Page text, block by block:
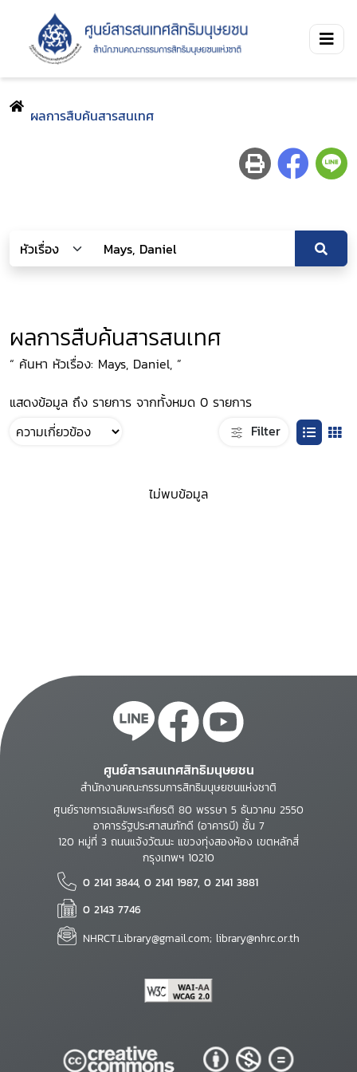
ผลการสืบค้นสารสนเทศ
ผลการสืบค้นสารสนเทศ
“ ค้นหา หัวเรื่อง: Mays, Daniel, ”
แสดงข้อมูล ถึง รายการ จากทั้งหมด 0 รายการ
Filter
ไม่พบข้อมูล
ศูนย์สารสนเทศสิทธิมนุษยชน
สำนักงานคณะกรรมการสิทธิมนุษยชนแห่งชาติ
ศูนย์ราชการเฉลิมพระเกียรติ 80 พรรษา 5 ธันวาคม 2550
อาคารรัฐประศาสนภักดี (อาคารบี) ชั้น 7
120 หมู่ที่ 3 ถนนแจ้งวัฒนะ แขวงทุ่งสองห้อง เขตหลักสี่
กรุงเทพฯ 10210
0 2141 3844, 0 2141 1987, 0 2141 3881
0 2143 7746
NHRCT.Library@gmail.com; library@nhrc.or.th